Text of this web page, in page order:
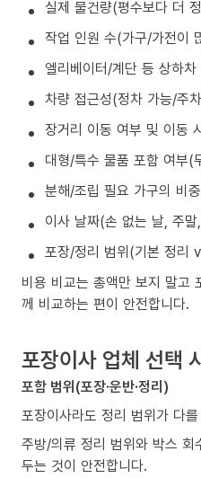
실제 물건량(평수보다 더
작업 인원 수(가구/가전이
엘리베이터/계단 등 상하차
차량 접근성(정차 가능/주
장거리 이동 여부 및 이동
대형/특수 물품 포함 여부(
분해/조립 필요 가구의 비중
이사 날짜(손 없는 날, 주
포장/정리 범위(기본 정리
비용 비교는 총액만 보지 말고
께 비교하는 편이 안전합니다.
포장이사 업체 선택
포함 범위(포장·운반·정리)
포장이사라도 정리 범위가 다
주방/의류 정리 범위와 박스
두는 것이 안전합니다.